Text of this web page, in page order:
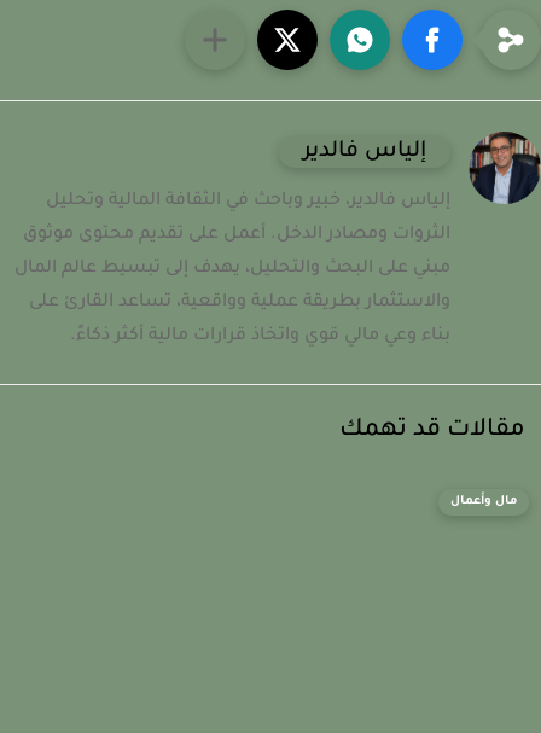
إلياس فالدير
إلياس فالدير، خبير وباحث في الثقافة المالية وتحليل
الثروات ومصادر الدخل. أعمل على تقديم محتوى موثوق
مبني على البحث والتحليل، يهدف إلى تبسيط عالم المال
والاستثمار بطريقة عملية وواقعية، تساعد القارئ على
بناء وعي مالي قوي واتخاذ قرارات مالية أكثر ذكاءً.
قد تهمك
مال وأعمال